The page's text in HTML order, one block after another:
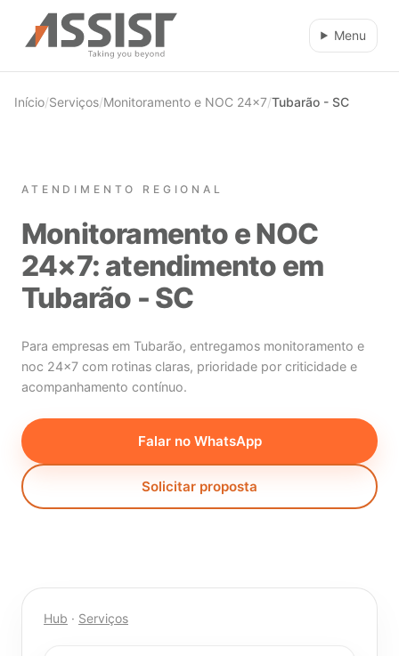
Ir direto para o conteúdo
Menu
Início/Serviços/Monitoramento e NOC 24×7/Tubarão - SC
ATENDIMENTO REGIONAL
Monitoramento e NOC
24×7: atendimento em
Tubarão - SC
Para empresas em Tubarão, entregamos monitoramento e
noc 24×7 com rotinas claras, prioridade por criticidade e
acompanhamento contínuo.
Falar no WhatsApp
Solicitar proposta
Hub · Serviços